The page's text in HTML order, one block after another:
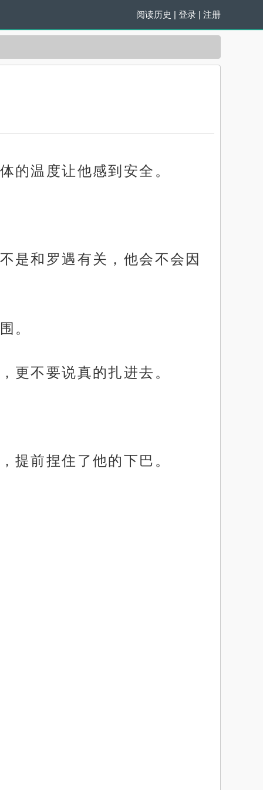
阅读历史 | 登录 | 注册
的温度让他感到安全。
是和罗遇有关，他会不会因
。
更不要说真的扎进去。
提前捏住了他的下巴。